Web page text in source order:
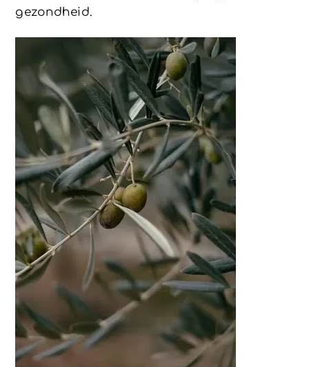
gezondheid.